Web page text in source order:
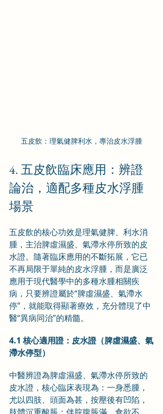
五皮飲：理氣健脾利水，專治皮水浮腫
4. 五皮飲臨床應用：辨證
論治，適配多種皮水浮腫
場景
五皮飲的核心功效是理氣健脾、利水消
腫，主治脾虛濕盛、氣滯水停所致的皮
水證。隨著臨床應用的不斷拓展，它已
不再局限于單純的皮水浮腫，而是廣泛
應用于現代醫學中的多種水腫相關疾
病，只要辨證屬於“脾虛濕盛、氣滯水
停”，就能取得顯著療效，充分體現了中
醫“異病同治”的精髓。
4.1 核心適用證：皮水證（脾虛濕盛、氣
滯水停型）
中醫辨證為脾虛濕盛、氣滯水停所致的
皮水證，核心臨床表現為：一身悉腫，
尤以四肢、頭面為甚，按壓後有凹陷，